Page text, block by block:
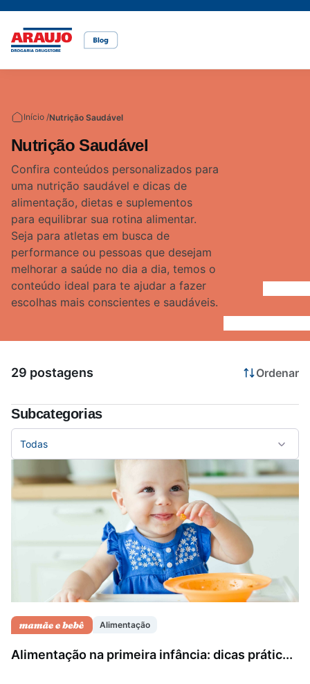
Cuidados com o pet
Rações
Cuidados com a pele
Cuidados com o cabelo
Dermocosméticos
Alimentação
Dicas de cuidados
Fraldas
Gravidez
Alimentação saudável
Bem-estar
Canetas para obesidade
Medicamentos
Prevenção e cuidados
Saúde da mulher
Vacinas
Acesse o site da Araujo
Início /Nutrição Saudável
Nutrição Saudável
Confira conteúdos personalizados para
uma nutrição saudável e dicas de
alimentação, dietas e suplementos
para equilibrar sua rotina alimentar.
Seja para atletas em busca de
performance ou pessoas que desejam
melhorar a saúde no dia a dia, temos o
conteúdo ideal para te ajudar a fazer
escolhas mais conscientes e saudáveis.
29 postagens Ordenar
Subcategorias
Todas
Alimentação
Alimentação na primeira infância: dicas prátic...